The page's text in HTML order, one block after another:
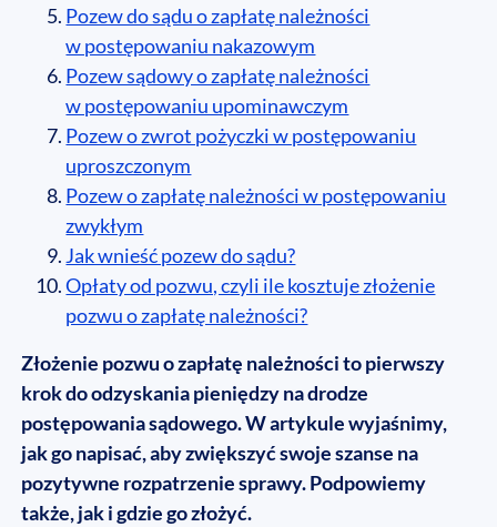
Pozew do sądu o zapłatę należności
w postępowaniu nakazowym
Pozew sądowy o zapłatę należności
w postępowaniu upominawczym
Pozew o zwrot pożyczki w postępowaniu
uproszczonym
Pozew o zapłatę należności w postępowaniu
zwykłym
Jak wnieść pozew do sądu?
Opłaty od pozwu, czyli ile kosztuje złożenie
pozwu o zapłatę należności?
Złożenie pozwu o zapłatę należności to pierwszy
krok do odzyskania pieniędzy na drodze
postępowania sądowego. W artykule wyjaśnimy,
jak go napisać, aby zwiększyć swoje szanse na
pozytywne rozpatrzenie sprawy. Podpowiemy
także, jak i gdzie go złożyć.